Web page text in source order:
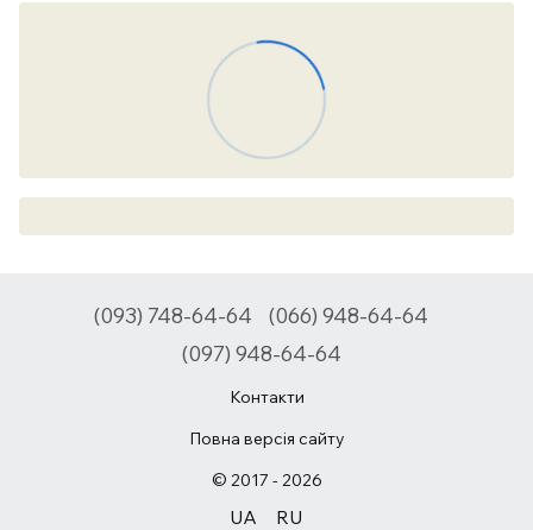
(093) 748-64-64
(066) 948-64-64
(097) 948-64-64
Контакти
Повна версія сайту
© 2017 - 2026
UA RU